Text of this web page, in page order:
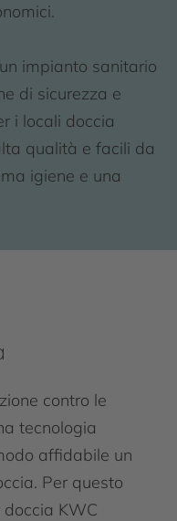
impianto sanitario
di sicurezza e
i locali doccia
qualità e facili da
igiene e una
contro le
tecnologia
affidabile un
Per questo
KWC